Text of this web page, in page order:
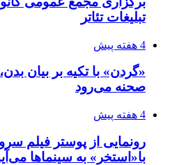
تبلیغات تئاتر
4 هفته پیش
«گردن» با تکیه بر بیان
صحنه می‌رود
4 هفته پیش
رونمایی از پوستر فیلم
با«استخر» به سینماها